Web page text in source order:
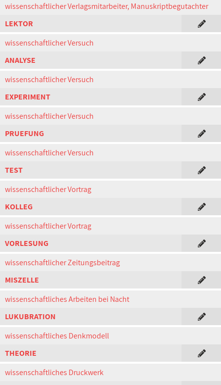
wissenschaftlicher Verlagsmitarbeiter, Manuskriptbegutachter
LEKTOR
wissenschaftlicher Versuch
ANALYSE
wissenschaftlicher Versuch
EXPERIMENT
wissenschaftlicher Versuch
PRUEFUNG
wissenschaftlicher Versuch
TEST
wissenschaftlicher Vortrag
KOLLEG
wissenschaftlicher Vortrag
VORLESUNG
wissenschaftlicher Zeitungsbeitrag
MISZELLE
wissenschaftliches Arbeiten bei Nacht
LUKUBRATION
wissenschaftliches Denkmodell
THEORIE
wissenschaftliches Druckwerk